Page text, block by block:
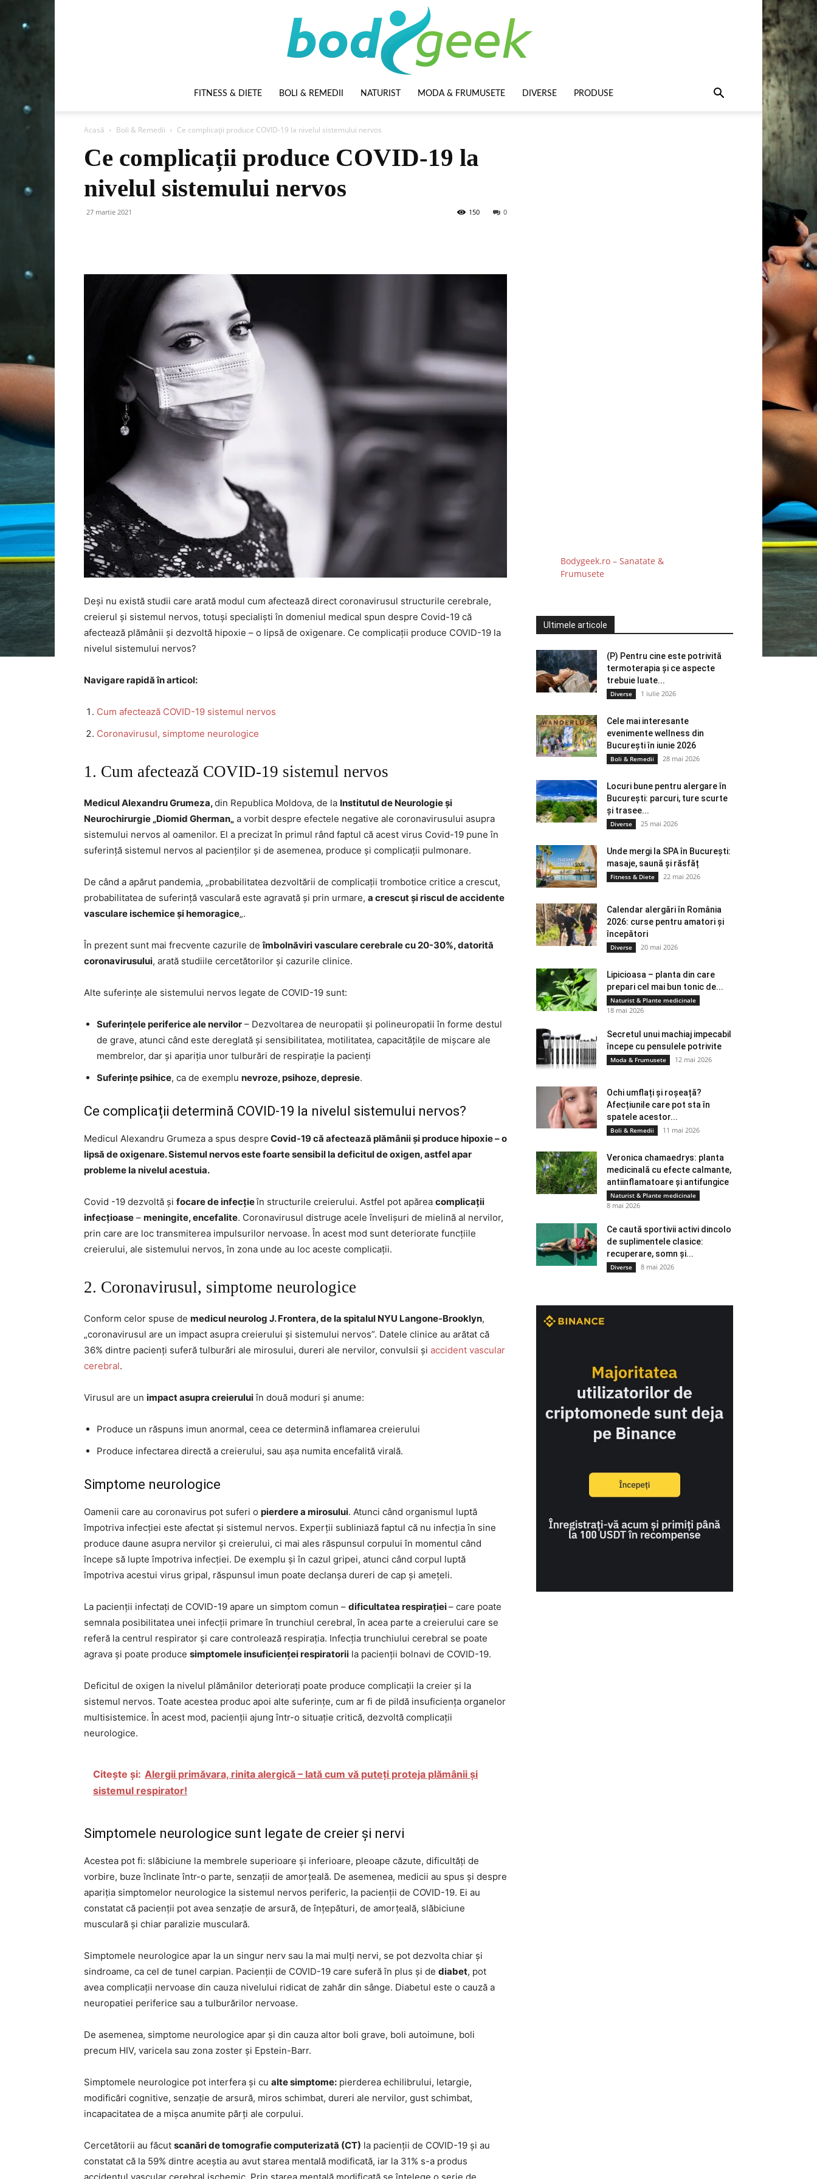
FITNESS & DIETE BOLI & REMEDII NATURIST MODA & FRUMUSETE DIVERSE PRODUSE
Acasă Boli & Remedii Ce complicații produce COVID-19 la nivelul sistemului nervos
Ce complicații produce COVID-19 la
nivelul sistemului nervos
27 martie 2021 0
150
Deși nu există studii care arată modul cum afectează direct coronavirusul structurile cerebrale,
creierul și sistemul nervos, totuși specialiști în domeniul medical spun despre Covid-19 că
afectează plămânii și dezvoltă hipoxie – o lipsă de oxigenare. Ce complicații produce COVID-19 la
nivelul sistemului nervos?
Navigare rapidă în articol:
Cum afectează COVID-19 sistemul nervos
Coronavirusul, simptome neurologice
1. Cum afectează COVID-19 sistemul nervos
Medicul Alexandru Grumeza,din Republica Moldova, de la Institutul de Neurologie și
Neurochirurgie „Diomid Gherman„ a vorbit despre efectele negative ale coronavirusului asupra
sistemului nervos al oamenilor. El a precizat în primul rând faptul că acest virus Covid-19 pune în
suferință sistemul nervos al pacienților și de asemenea, produce și complicații pulmonare.
De când a apărut pandemia, „probabilitatea dezvoltării de complicații trombotice critice a crescut,
probabilitatea de suferință vasculară este agravată și prin urmare, a crescut și riscul de accidente
vasculare ischemice și hemoragice„.
În prezent sunt mai frecvente cazurile deîmbolnăviri vasculare cerebrale cu 20-30%, datorită
coronavirusului, arată studiile cercetătorilor și cazurile clinice.
Alte suferințe ale sistemului nervos legate de COVID-19 sunt:
Suferințele periferice ale nervilor – Dezvoltarea de neuropatii și polineuropatii în forme destul
de grave, atunci când este dereglată și sensibilitatea, motilitatea, capacitățile de mișcare ale
membrelor, dar și apariția unor tulburări de respirație la pacienți
Suferințe psihice, ca de exemplu nevroze, psihoze, depresie.
Ce complicații determină COVID-19 la nivelul sistemului nervos?
Medicul Alexandru Grumeza a spus despre Covid-19 că afectează plămânii și produce hipoxie – o
lipsă de oxigenare. Sistemul nervos este foarte sensibil la deficitul de oxigen, astfel apar
probleme la nivelul acestuia.
Covid -19 dezvoltă și focare de infecțieîn structurile creierului. Astfel pot apărea complicații
infecțioase – meningite, encefalite. Coronavirusul distruge acele învelișuri de mielină al nervilor,
prin care are loc transmiterea impulsurilor nervoase. În acest mod sunt deteriorate funcțiile
creierului, ale sistemului nervos, în zona unde au loc aceste complicații.
2. Coronavirusul, simptome neurologice
Conform celor spuse de medicul neurolog J. Frontera, de la spitalul NYU Langone-Brooklyn,
„coronavirusul are un impact asupra creierului și sistemului nervos”. Datele clinice au arătat că
36% dintre pacienți suferă tulburări ale mirosului, dureri ale nervilor, convulsii și accident vascular
cerebral.
Virusul are un impact asupra creieruluiîn două moduri și anume:
Produce un răspuns imun anormal, ceea ce determină inflamarea creierului
Produce infectarea directă a creierului, sau așa numita encefalită virală.
Simptome neurologice
Oamenii care au coronavirus pot suferi o pierdere a mirosului. Atunci când organismul luptă
împotriva infecției este afectat și sistemul nervos. Experții subliniază faptul că nu infecția în sine
produce daune asupra nervilor și creierului, ci mai ales răspunsul corpului în momentul când
începe să lupte împotriva infecției. De exemplu și în cazul gripei, atunci când corpul luptă
împotriva acestui virus gripal, răspunsul imun poate declanșa dureri de cap și amețeli.
La pacienții infectați de COVID-19 apare un simptom comun – dificultatea respirației– care poate
semnala posibilitatea unei infecții primare în trunchiul cerebral, în acea parte a creierului care se
referă la centrul respirator și care controlează respirația. Infecția trunchiului cerebral se poate
agrava și poate produce simptomele insuficienței respiratorii la pacienții bolnavi de COVID-19.
Deficitul de oxigen la nivelul plămânilor deteriorați poate produce complicații la creier și la
sistemul nervos. Toate acestea produc apoi alte suferințe, cum ar fi de pildă insuficiența organelor
multisistemice. În acest mod, pacienții ajung într-o situație critică, dezvoltă complicații
neurologice.
Citește și: Alergii primăvara, rinita alergică – Iată cum vă puteți proteja plămânii și
sistemul respirator!
Simptomele neurologice sunt legate de creier și nervi
Acestea pot fi: slăbiciune la membrele superioare și inferioare, pleoape căzute, dificultăți de
vorbire, buze înclinate într-o parte, senzații de amorțeală. De asemenea, medicii au spus și despre
apariția simptomelor neurologice la sistemul nervos periferic, la pacienții de COVID-19. Ei au
constatat că pacienții pot avea senzație de arsură, de înțepături, de amorțeală, slăbiciune
musculară și chiar paralizie musculară.
Simptomele neurologice apar la un singur nerv sau la mai mulți nervi, se pot dezvolta chiar și
sindroame, ca cel de tunel carpian. Pacienții de COVID-19 care suferă în plus și de diabet, pot
avea complicații nervoase din cauza nivelului ridicat de zahăr din sânge. Diabetul este o cauză a
neuropatiei periferice sau a tulburărilor nervoase.
De asemenea, simptome neurologice apar și din cauza altor boli grave, boli autoimune, boli
precum HIV, varicela sau zona zoster și Epstein-Barr.
Simptomele neurologice pot interfera și cu alte simptome: pierderea echilibrului, letargie,
modificări cognitive, senzație de arsură, miros schimbat, dureri ale nervilor, gust schimbat,
incapacitatea de a mișca anumite părți ale corpului.
Cercetătorii au făcut scanări de tomografie computerizată (CT) la pacienții de COVID-19 și au
constatat că la 59% dintre aceștia au avut starea mentală modificată, iar la 31% s-a produs
Bodygeek.ro – Sanatate &
Frumusete
Ultimele articole
(P) Pentru cine este potrivită
termoterapia și ce aspecte
trebuie luate...
Diverse 1 iulie 2026
Cele mai interesante
evenimente wellness din
București în iunie 2026
Boli & Remedii 28 mai 2026
Locuri bune pentru alergare în
București: parcuri, ture scurte
și trasee...
Diverse 25 mai 2026
Unde mergi la SPA în București:
masaje, saună și răsfăț
Fitness & Diete 22 mai 2026
Calendar alergări în România
2026: curse pentru amatori și
începători
Diverse 20 mai 2026
Lipicioasa – planta din care
prepari cel mai bun tonic de...
Naturist & Plante medicinale
18 mai 2026
Secretul unui machiaj impecabil
începe cu pensulele potrivite
Moda & Frumusete 12 mai 2026
Ochi umflați și roșeață?
Afecțiunile care pot sta în
spatele acestor...
Boli & Remedii 11 mai 2026
Veronica chamaedrys: planta
medicinală cu efecte calmante,
antiinflamatoare și antifungice
Naturist & Plante medicinale
8 mai 2026
Ce caută sportivii activi dincolo
de suplimentele clasice:
recuperare, somn și...
Diverse 8 mai 2026